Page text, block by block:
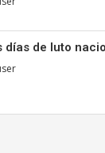
días de luto